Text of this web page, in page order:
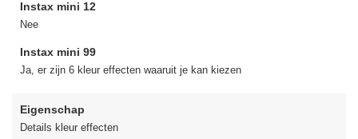
Instax mini 12
Nee
Instax mini 99
Ja, er zijn 6 kleur effecten waaruit je kan kiezen
Eigenschap
Details kleur effecten